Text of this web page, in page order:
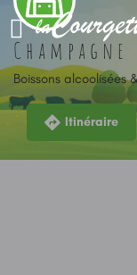
Boissons alcoolisées
Itinéraire